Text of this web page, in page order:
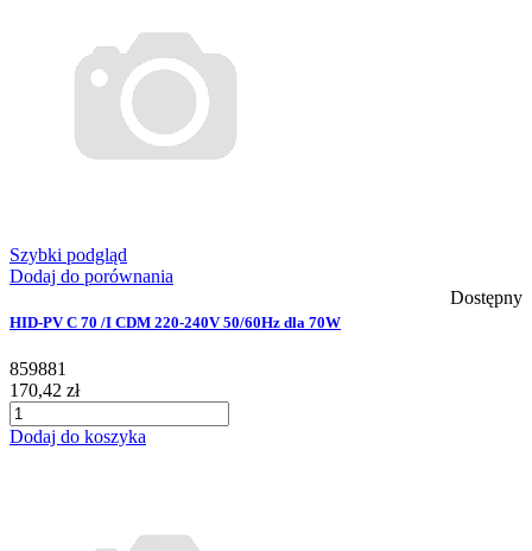
Szybki podgląd
Dodaj do porównania
Dostępny
HID-PV C 70 /I CDM 220-240V 50/60Hz dla 70W
859881
170,42 zł
Dodaj do koszyka